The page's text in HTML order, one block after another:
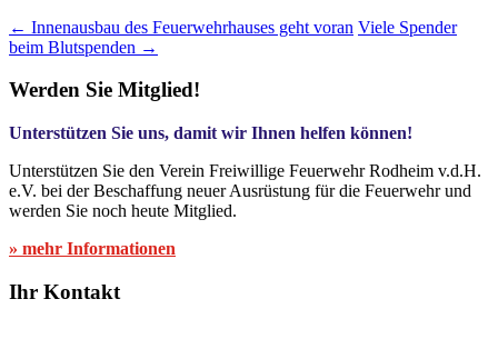
← Innenausbau des Feuerwehrhauses geht voran Viele Spender
beim Blutspenden →
Werden Sie Mitglied!
Unterstützen Sie uns, damit wir Ihnen helfen können!
Unterstützen Sie den Verein Freiwillige Feuerwehr Rodheim v.d.H.
e.V. bei der Beschaffung neuer Ausrüstung für die Feuerwehr und
werden Sie noch heute Mitglied.
» mehr Informationen
Ihr Kontakt